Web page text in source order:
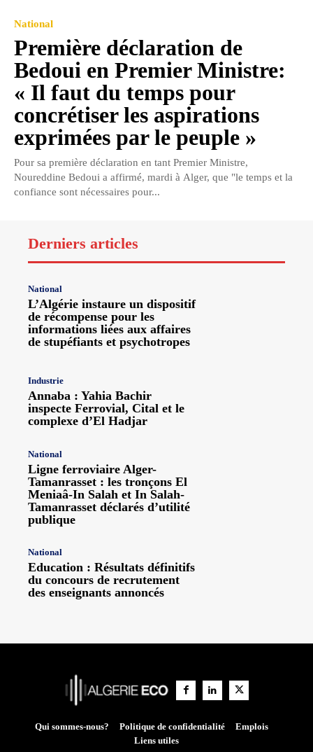
National
Première déclaration de
Bedoui en Premier Ministre:
« Il faut du temps pour
concrétiser les aspirations
exprimées par le peuple »
Pour sa première déclaration en tant Premier Ministre,
Noureddine Bedoui a affirmé, mardi à Alger, que "le temps et la
confiance sont nécessaires pour...
Derniers articles
National
L’Algérie instaure un dispositif
de récompense pour les
informations liées aux affaires
de stupéfiants et psychotropes
Industrie
Annaba : Yahia Bachir
inspecte Ferrovial, Cital et le
complexe d’El Hadjar
National
Ligne ferroviaire Alger-
Tamanrasset : les tronçons El
Meniaâ-In Salah et In Salah-
Tamanrasset déclarés d’utilité
publique
National
Education : Résultats définitifs
du concours de recrutement
des enseignants annoncés
Qui sommes-nous? Politique de confidentialité
Emplois
Liens utiles